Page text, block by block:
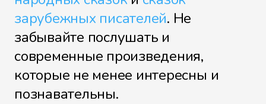
зарубежных писателей. Не
забывайте послушать и
современные произведения,
которые не менее интересны и
познавательны.